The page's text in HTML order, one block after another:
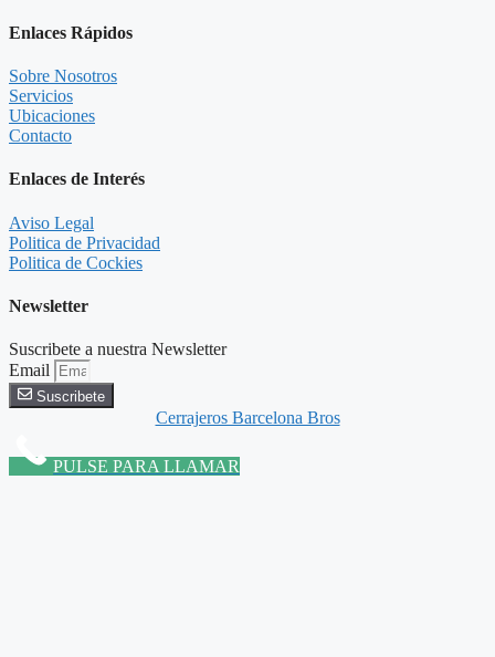
Enlaces Rápidos
Sobre Nosotros
Servicios
Ubicaciones
Contacto
Enlaces de Interés
Aviso Legal
Politica de Privacidad
Politica de Cockies
Newsletter
Suscribete a nuestra Newsletter
Email
Suscribete
Cerrajeros Barcelona Bros
PULSE PARA LLAMAR